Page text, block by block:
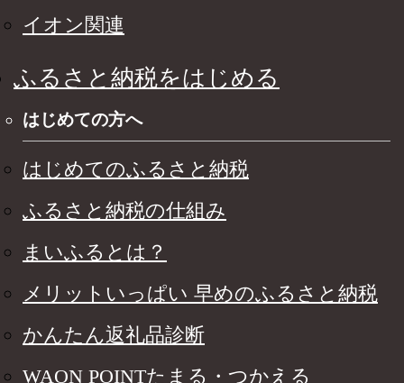
イオン関連
ふるさと納税をはじめる
はじめての方へ
はじめてのふるさと納税
ふるさと納税の仕組み
まいふるとは？
メリットいっぱい 早めのふるさと納税
かんたん返礼品診断
WAON POINTたまる・つかえる